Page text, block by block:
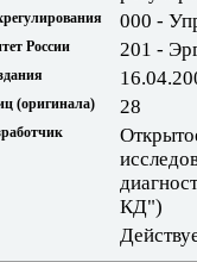
000 -
России 201 -
(оригинала) 28
КД")